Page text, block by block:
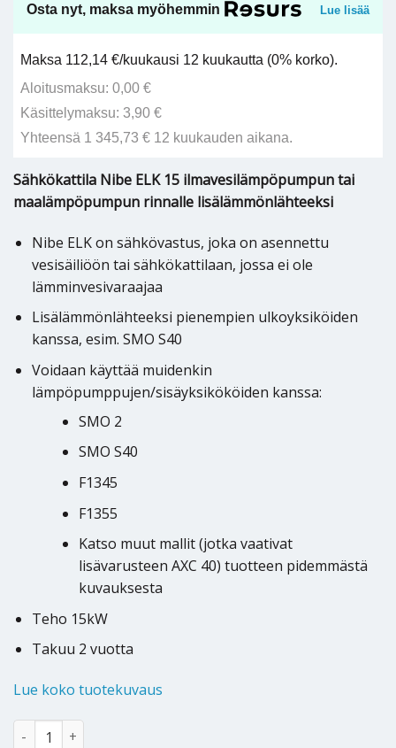
Osta nyt, maksa myöhemmin Lue lisää
Maksa 112,14 €/kuukausi 12 kuukautta (0% korko).
Aloitusmaksu: 0,00 €
Käsittelymaksu: 3,90 €
Yhteensä 1 345,73 € 12 kuukauden aikana.
Sähkökattila Nibe ELK 15 ilmavesilämpöpumpun tai
maalämpöpumpun rinnalle lisälämmönlähteeksi
Nibe ELK on sähkövastus, joka on asennettu
vesisäiliöön tai sähkökattilaan, jossa ei ole
lämminvesivaraajaa
Lisälämmönlähteeksi pienempien ulkoyksiköiden
kanssa, esim. SMO S40
Voidaan käyttää muidenkin
lämpöpumppujen/sisäyksikököiden kanssa:
SMO 2
SMO S40
F1345
F1355
Katso muut mallit (jotka vaativat
lisävarusteen AXC 40) tuotteen pidemmästä
kuvauksesta
Teho 15kW
Takuu 2 vuotta
Lue koko tuotekuvaus
Sähkökattila NIBE ELK 15 määrä
Alternative: